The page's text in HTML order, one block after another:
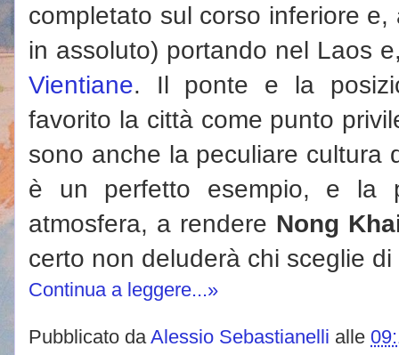
completato sul corso inferiore
in assoluto) portando nel Laos
Vientiane. Il ponte e la
favorito la città come punto
sono anche la peculiare cultura
è un perfetto esempio, e la
atmosfera, a rendere Nong
certo non deluderà chi sceglie
Continua a leggere...»
Pubblicato da Alessio Sebastianelli alle